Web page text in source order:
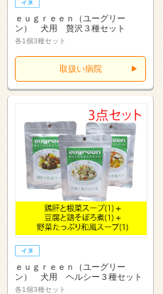
ｅｕｇｒｅｅｎ（ユーグリー
ン） 犬用 贅沢３種セット
各1個3種セット
取扱い病院
ｅｕｇｒｅｅｎ（ユーグリー
ン） 犬用 ヘルシー３種セット
各1個3種セット